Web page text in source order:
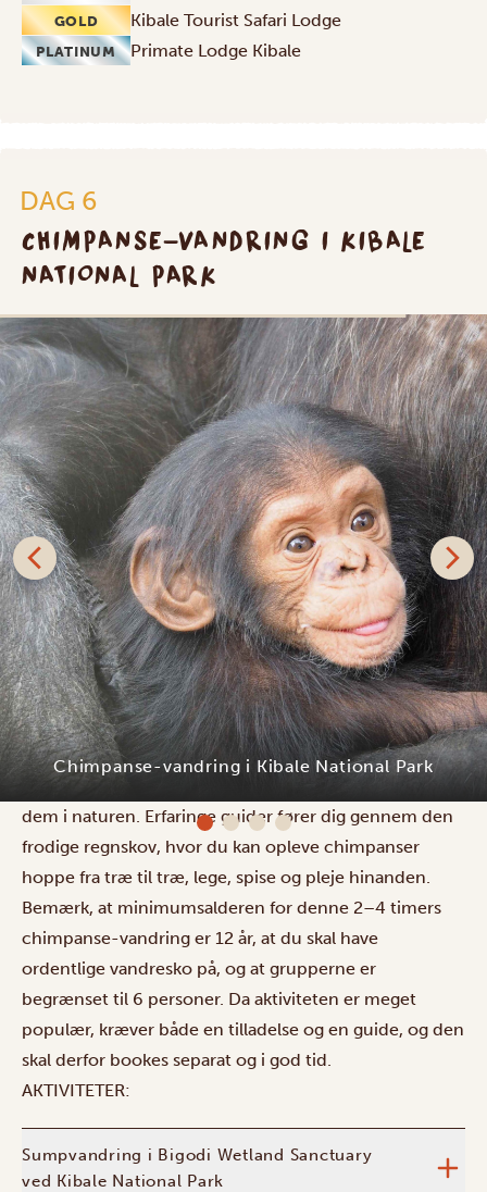
GOLD Kibale Tourist Safari Lodge
PLATINUM Primate Lodge Kibale
DAG 6
CHIMPANSE-VANDRING I KIBALE
NATIONAL PARK
SILVER
Kibale Tourist Safari Lodge
Ugandas Kibale National Park har den højeste
koncentration af chimpanser på det afrikanske
kontinent, med omkring 1.500 chimpanser fordelt på
flere grupper, hvilket giver dig en god chance for at se
dem i naturen. Erfaringe guider fører dig gennem den
frodige regnskov, hvor du kan opleve chimpanser
hoppe fra træ til træ, lege, spise og pleje hinanden.
Bemærk, at minimumsalderen for denne 2–4 timers
chimpanse-vandring er 12 år, at du skal have
ordentlige vandresko på, og at grupperne er
begrænset til 6 personer. Da aktiviteten er meget
populær, kræver både en tilladelse og en guide, og den
skal derfor bookes separat og i god tid.
AKTIVITETER:
Sumpvandring i Bigodi Wetland Sanctuary
ved Kibale National Park